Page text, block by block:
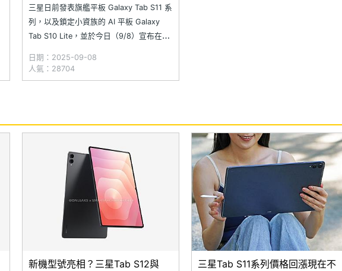
三星日前發表旗艦平板 Galaxy Tab S11 系
列，以及鎖定小資族的 AI 平板 Galaxy
Tab S10 Lite，並於今日（9/8）宣布在台
吋的 Galaxy Tab S11 Ultra 與 11 吋的
Galax
日期：2025-09-08
人氣：28704
新機型號亮相？三星Tab S12與
三星Tab S11系列價格回漲現在不